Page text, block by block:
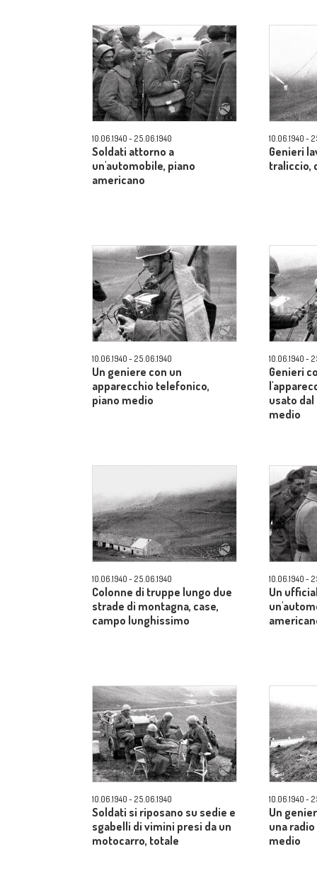
10.06.1940 - 25.06.1940
Soldati attorno a
un'automobile, piano
americano
10.06.1940 -
Genieri
traliccio,
10.06.1940 - 25.06.1940
Un geniere con un
apparecchio telefonico,
piano medio
10.06.1940 -
Genieri
usato
medio
10.06.1940 - 25.06.1940
Colonne di truppe lungo due
strade di montagna, case,
campo lunghissimo
10.06.1940 -
Un
10.06.1940 - 25.06.1940
Soldati si riposano su sedie e
sgabelli di vimini presi da un
motocarro, totale
10.06.1940 -
Un
una
medio